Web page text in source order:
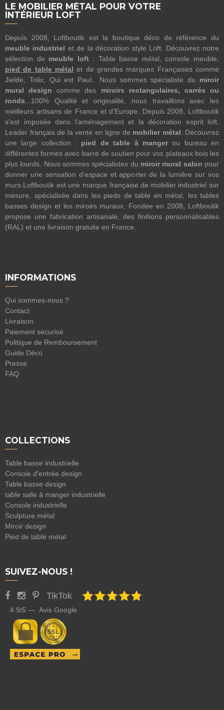
LE MOBILIER MÉTAL POUR VOTRE
INTÉRIEUR LOFT
Depuis 2008, Loftboutik est la boutique déco de référence du
meuble industriel et de la décoration style Loft. Découvrez notre
sélection de meuble loft: Table basse métal, console meuble,
pied de table métal et de grandes marques Françaises comme
Jielde, Tolix, Qui est Paul.. Nous sommes spécialiste du miroir
mural design comme des miroirs rectangulaires, carrés ou
ronds ...100% Qualité et originalité, nous travaillons avec les
meilleurs artisans de France et d'Europe. Depuis 2008, Loftboutik
s'est imposée dans l'aménagement et la décoration esprit loft.
Leader français de la vente en ligne de mobilier métal . Découvrez
une large collection : pied de table à mangerou bureau en
différentes formes avec barre de soutien pour vos plateaux bois les
plus lourds. Nous sommes spécialistes du miroir mural salon pour
donner une sensation d'espace et apporter de la lumière sur vos
murs.Loftboutik est une marque française de mobilier industriel sur
mesure, spécialisée dans les pieds de table en métal, les tables
basses design et les miroirs muraux. Fondée en 2008, Loftboutik
propose une fabrication artisanale, des finitions personnalisables
(RAL) et une livraison gratuite en France.
INFORMATIONS
Qui sommes-nous ?
Contact
Livraison
Paiement sécurisé
Politique de Remboursement
Guide Déco
Presse
FAQ
COLLECTIONS
Table basse industrielle
Console d'entrée design
Table basse design
table salle à manger industrielle
Console industrielle
Sculpture métal
Miroir design
Pied de table métal
SUIVEZ-NOUS !
TikTok
4.9/5 — Avis Google